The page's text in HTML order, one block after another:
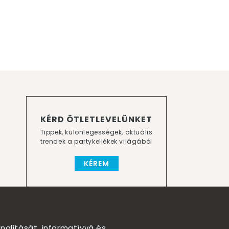
KÉRD ÖTLETLEVELÜNKET
Tippek, különlegességek, aktuális
trendek a partykellékek világából
KÉREM